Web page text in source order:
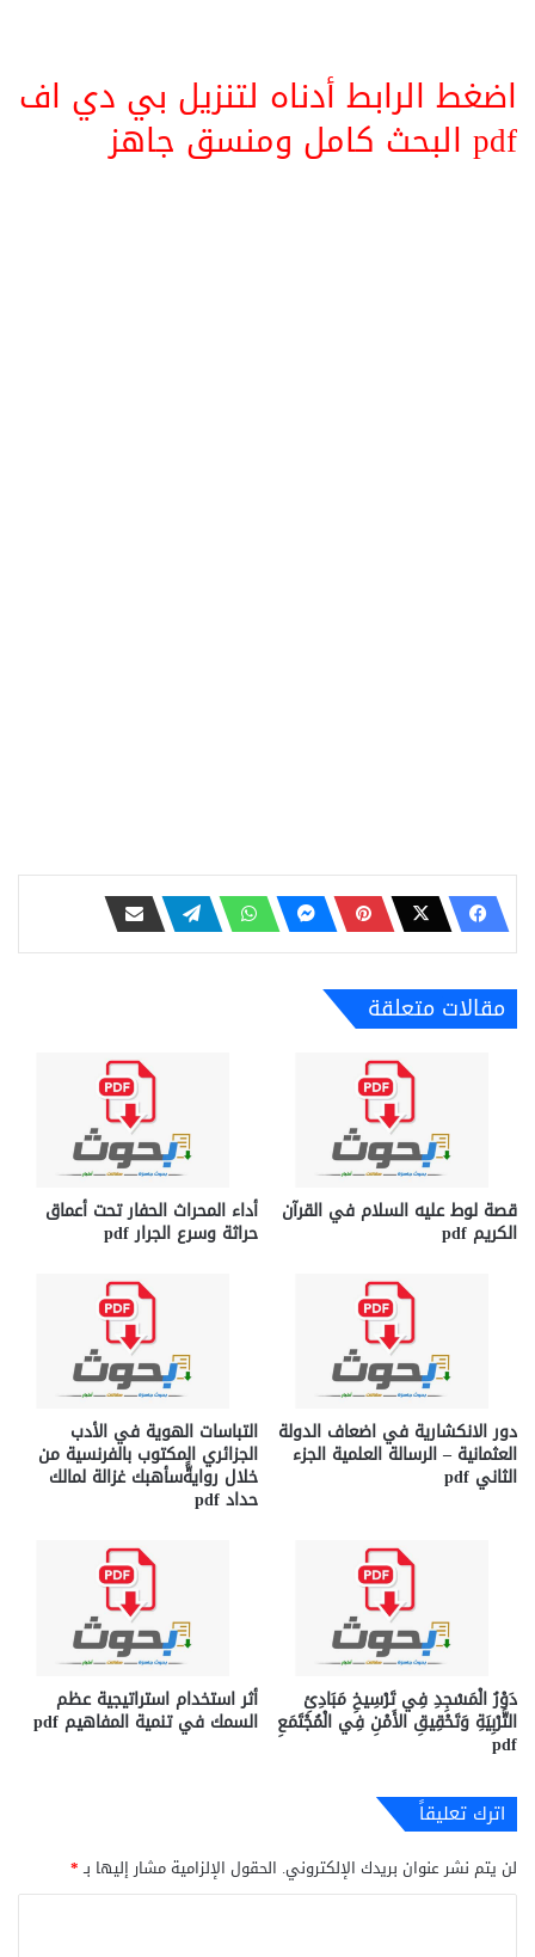
اضغط الرابط أدناه لتنزيل بي دي اف
pdf البحث كامل ومنسق جاهز
مقالات متعلقة
قصة لوط عليه السلام في القرآن
الكريم pdf
أداء المحراث الحفار تحت أعماق
حراثة وسرع الجرار pdf
دور الانكشارية في اضعاف الدولة
العثمانية – الرسالة العلمية الجزء
الثاني pdf
التباسات الھویة في الأدب
الجزائري المكتوب بالفرنسیة من
خلال روایةًّسأھبك غزالة لمالك
حداد pdf
دَوْرُ الْمَسْجِدِ فِي تَرْسِيخِ مَبَادِئِ
التَّرْبِيَةِ وَتَحْقِيقِ الأَمْنِ فِي الْمُجْتَمَعِ
pdf
أثر استخدام استراتيجية عظم
السمك في تنمية المفاهيم pdf
اترك تعليقاً
لن يتم نشر عنوان بريدك الإلكتروني. الحقول الإلزامية مشار إليها بـ*